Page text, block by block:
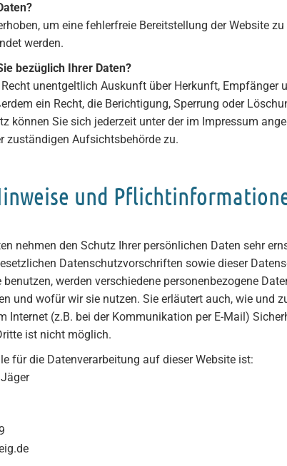
um eine fehlerfreie Bereitstellung der Website
werden.
bezüglich Ihrer Daten?
unentgeltlich Auskunft über Herkunft, Empfänger
ein Recht, die Berichtigung, Sperrung oder
können Sie sich jederzeit unter der im Impressum
zuständigen Aufsichtsbehörde zu.
und
nehmen den Schutz Ihrer persönlichen Daten sehr
Datenschutzvorschriften sowie dieser
benutzen, werden verschiedene personenbezogene
und wofür wir sie nutzen. Sie erläutert auch, wie und
Internet (z.B. bei der Kommunikation per E-Mail)
ist nicht möglich.
für die Datenverarbeitung auf dieser Website ist: